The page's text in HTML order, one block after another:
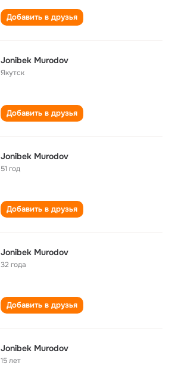
Добавить в друзья
Jonibek Murodov
Якутск
Добавить в друзья
Jonibek Murodov
51 год
Добавить в друзья
Jonibek Murodov
32 года
Добавить в друзья
Jonibek Murodov
15 лет